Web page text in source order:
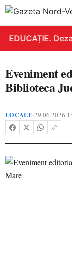
EDUCAȚIE.
Eveniment
Biblioteca
LOCALE•29.06.2026